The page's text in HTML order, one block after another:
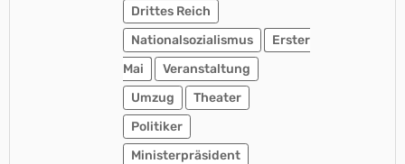
Drittes Reich
Nationalsozialismus
Erster
Mai
Veranstaltung
Umzug
Theater
Politiker
Ministerpräsident